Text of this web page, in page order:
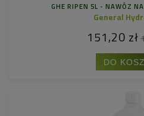
GHE RIPEN 5L - NAWÓZ
General
151,20 zł
DO